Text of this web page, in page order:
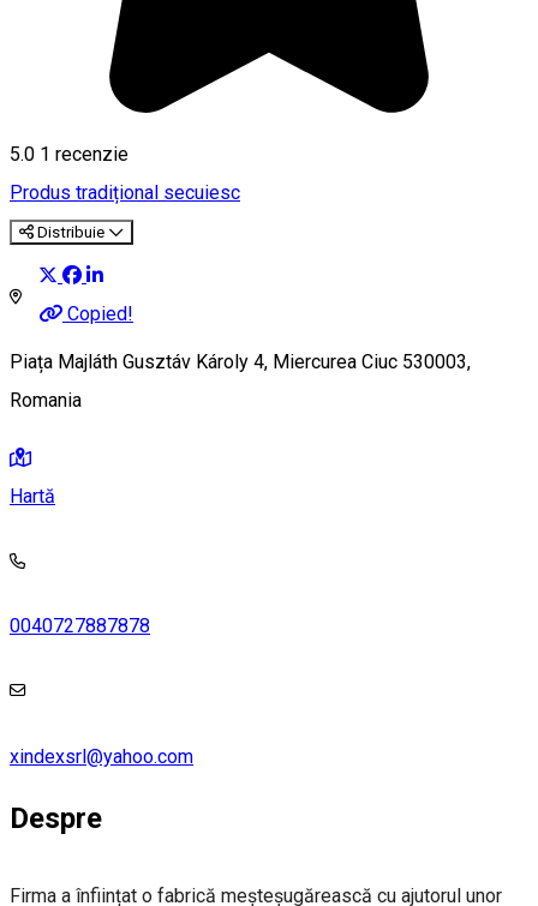
5.0 1 recenzie
Produs tradițional secuiesc
Distribuie
Copied!
Piața Majláth Gusztáv Károly 4, Miercurea Ciuc 530003,
Romania
Hartă
0040727887878
xindexsrl@yahoo.com
Despre
Firma a înființat o fabrică meșteșugărească cu ajutorul unor